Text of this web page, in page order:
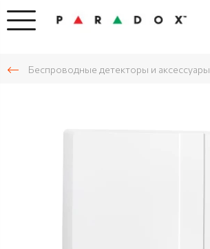
Беспроводные детекторы и аксессуары